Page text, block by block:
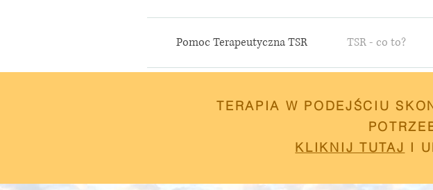
Pomoc Terapeutyczna TSR TSR - co to?
TERAPIA W PODEJŚCIU
KLIKNIJ TUTAJ I